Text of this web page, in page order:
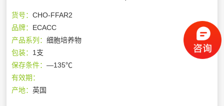
货号：CHO-FFAR2
品牌： ECACC
产品系列：细胞培养物
包装： 1支
保存条件：—135℃
有效期：
产地：英国